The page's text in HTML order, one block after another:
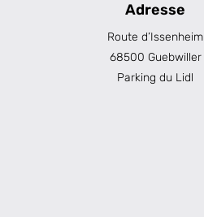
Adresse
Route d’Issenheim
68500 Guebwiller
Parking du Lidl